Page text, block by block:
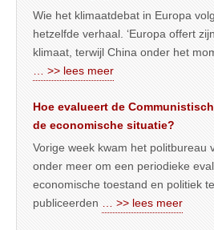
Wie het klimaatdebat in Europa
hetzelfde verhaal. ‘Europa offert
klimaat, terwijl China onder het
… >> lees meer
Hoe evalueert de
de economische situatie?
Vorige week kwam het politbureau
onder meer om een periodieke
economische toestand en politiek
publiceerden
… >> lees meer